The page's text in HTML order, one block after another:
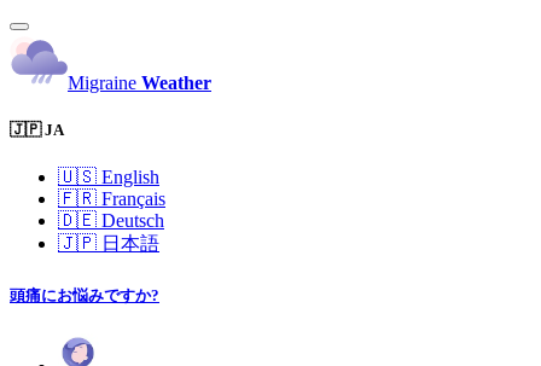
Migraine Weather
🇯🇵 JA
🇺🇸 English
🇫🇷 Français
🇩🇪 Deutsch
🇯🇵 日本語
頭痛にお悩みですか?